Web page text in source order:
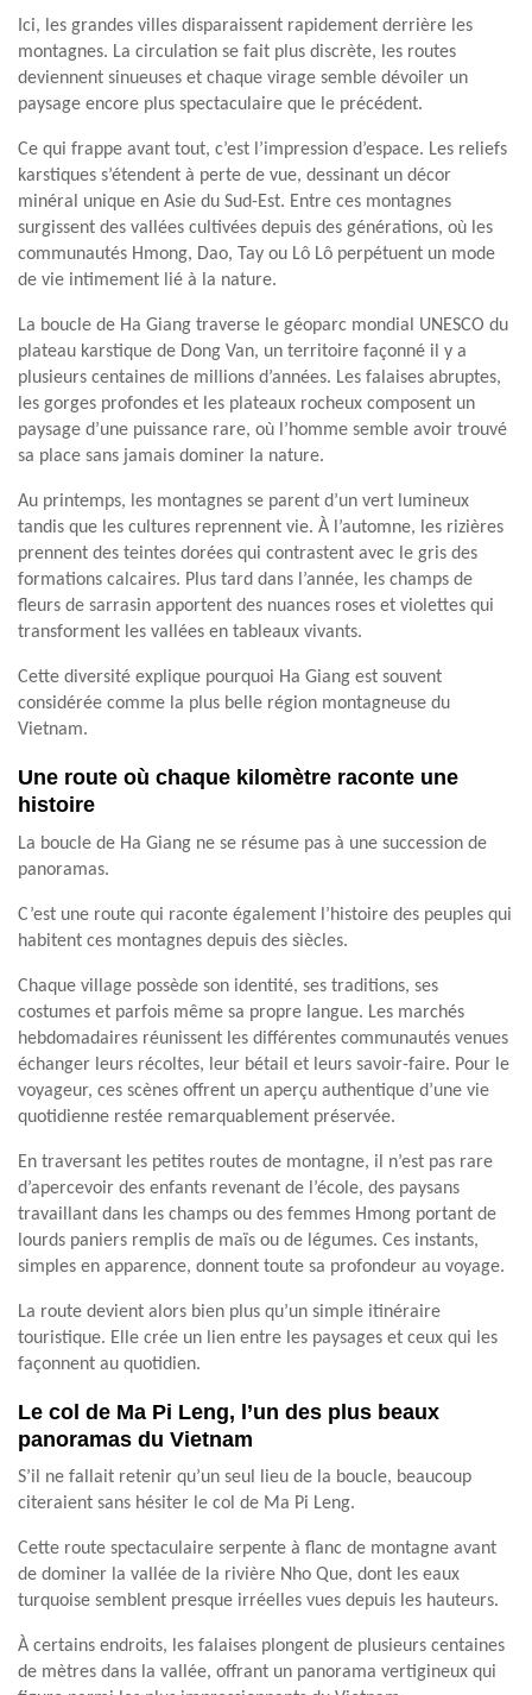
Ici, les grandes villes disparaissent rapidement derrière les
montagnes. La circulation se fait plus discrète, les routes
deviennent sinueuses et chaque virage semble dévoiler un
paysage encore plus spectaculaire que le précédent.
Ce qui frappe avant tout, c’est l’impression d’espace. Les reliefs
karstiques s’étendent à perte de vue, dessinant un décor
minéral unique en Asie du Sud-Est. Entre ces montagnes
surgissent des vallées cultivées depuis des générations, où les
communautés Hmong, Dao, Tay ou Lô Lô perpétuent un mode
de vie intimement lié à la nature.
La boucle de Ha Giang traverse le géoparc mondial UNESCO du
plateau karstique de Dong Van, un territoire façonné il y a
plusieurs centaines de millions d’années. Les falaises abruptes,
les gorges profondes et les plateaux rocheux composent un
paysage d’une puissance rare, où l’homme semble avoir trouvé
sa place sans jamais dominer la nature.
Au printemps, les montagnes se parent d’un vert lumineux
tandis que les cultures reprennent vie. À l’automne, les rizières
prennent des teintes dorées qui contrastent avec le gris des
formations calcaires. Plus tard dans l’année, les champs de
fleurs de sarrasin apportent des nuances roses et violettes qui
transforment les vallées en tableaux vivants.
Cette diversité explique pourquoi Ha Giang est souvent
considérée comme la plus belle région montagneuse du
Vietnam.
Une route où chaque kilomètre raconte une
histoire
La boucle de Ha Giang ne se résume pas à une succession de
panoramas.
C’est une route qui raconte également l’histoire des peuples qui
habitent ces montagnes depuis des siècles.
Chaque village possède son identité, ses traditions, ses
costumes et parfois même sa propre langue. Les marchés
hebdomadaires réunissent les différentes communautés venues
échanger leurs récoltes, leur bétail et leurs savoir-faire. Pour le
voyageur, ces scènes offrent un aperçu authentique d’une vie
quotidienne restée remarquablement préservée.
En traversant les petites routes de montagne, il n’est pas rare
d’apercevoir des enfants revenant de l’école, des paysans
travaillant dans les champs ou des femmes Hmong portant de
lourds paniers remplis de maïs ou de légumes. Ces instants,
simples en apparence, donnent toute sa profondeur au voyage.
La route devient alors bien plus qu’un simple itinéraire
touristique. Elle crée un lien entre les paysages et ceux qui les
façonnent au quotidien.
Le col de Ma Pi Leng, l’un des plus beaux
panoramas du Vietnam
S’il ne fallait retenir qu’un seul lieu de la boucle, beaucoup
citeraient sans hésiter le col de Ma Pi Leng.
Cette route spectaculaire serpente à flanc de montagne avant
de dominer la vallée de la rivière Nho Que, dont les eaux
turquoise semblent presque irréelles vues depuis les hauteurs.
À certains endroits, les falaises plongent de plusieurs centaines
de mètres dans la vallée, offrant un panorama vertigineux qui